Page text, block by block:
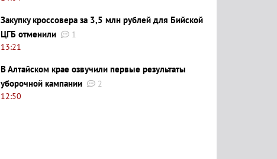
Закупку кроссовера за 3,5 млн рублей для Бийской
ЦГБ отменили
1
13:21
В Алтайском крае озвучили первые результаты
уборочной кампании
2
12:50